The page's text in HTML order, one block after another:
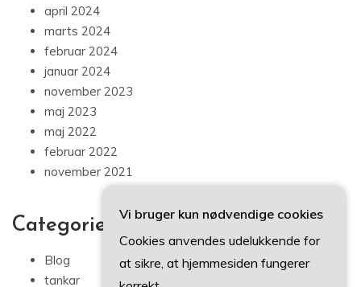
april 2024
marts 2024
februar 2024
januar 2024
november 2023
maj 2023
maj 2022
februar 2022
november 2021
Categories
Blog
tankar
Vi bruger kun nødvendige cookies
Cookies anvendes udelukkende for
at sikre, at hjemmesiden fungerer